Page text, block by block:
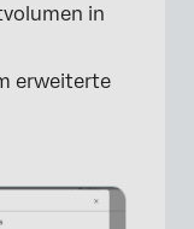
×
in
erweiterte